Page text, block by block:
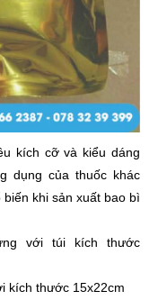
kích cỡ và kiểu dáng
dụng của thuốc khác
khi sản xuất bao bì
với túi kích thước
kích thước 15x22cm